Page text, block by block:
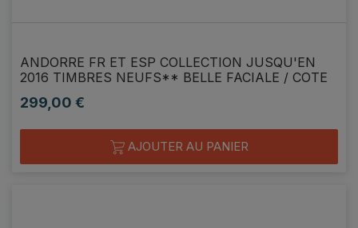
ANDORRE FR ET ESP COLLECTION JUSQU'EN
2016 TIMBRES NEUFS** BELLE FACIALE / COTE
Prix
299,00 €
AJOUTER AU PANIER